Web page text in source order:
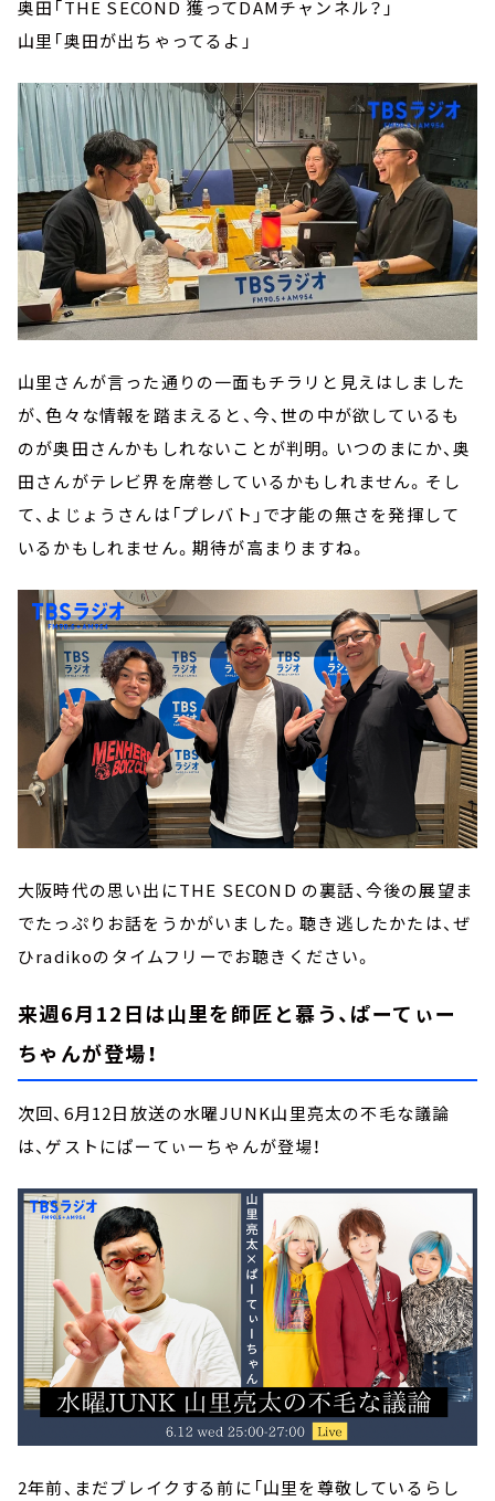
奥田「THE SECOND 獲ってDAMチャンネル？」
山里「奥田が出ちゃってるよ」
山里さんが言った通りの一面もチラリと見えはしました
が、色々な情報を踏まえると、今、世の中が欲しているも
のが奥田さんかもしれないことが判明。いつのまにか、奥
田さんがテレビ界を席巻しているかもしれません。そし
て、よじょうさんは「プレバト」で才能の無さを発揮して
いるかもしれません。期待が高まりますね。
大阪時代の思い出にTHE SECOND の裏話、今後の展望ま
でたっぷりお話をうかがいました。聴き逃したかたは、ぜ
ひradikoのタイムフリーでお聴きください。
来週6月12日は山里を師匠と慕う、ぱーてぃー
ちゃんが登場！
次回、6月12日放送の水曜JUNK山里亮太の不毛な議論
は、ゲストにぱーてぃーちゃんが登場！
2年前、まだブレイクする前に「山里を尊敬しているらし